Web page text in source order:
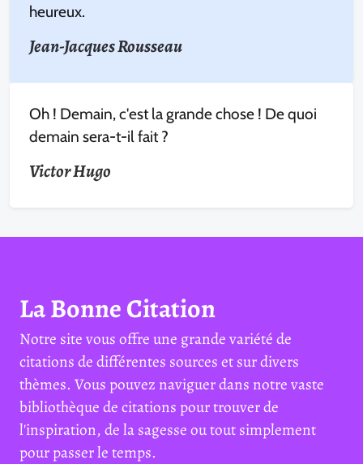
heureux.
Jean-Jacques Rousseau
Oh ! Demain, c'est la grande chose ! De quoi
demain sera-t-il fait ?
Victor Hugo
La Bonne Citation
Notre site vous offre une grande variété de
citations de différentes sources et sur divers
thèmes. Vous pouvez naviguer dans notre vaste
bibliothèque de citations pour trouver de
l'inspiration, de la sagesse ou tout simplement
pour passer le temps.